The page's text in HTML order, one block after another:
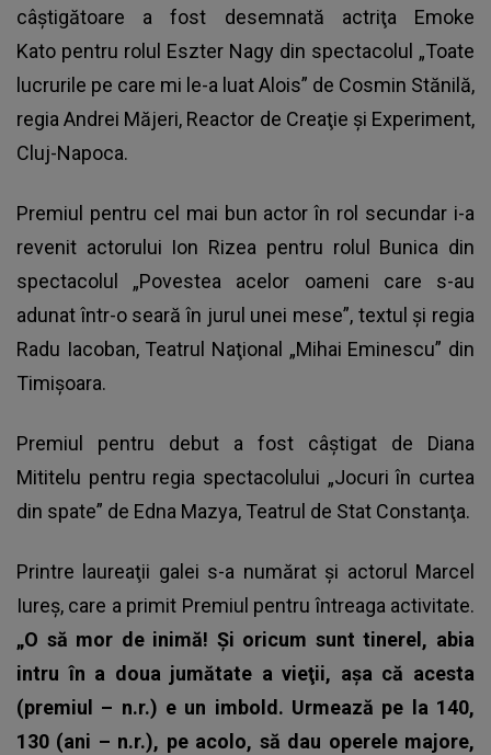
câştigătoare a fost desemnată actriţa Emoke
Kato pentru rolul Eszter Nagy din spectacolul „Toate
lucrurile pe care mi le-a luat Alois” de Cosmin Stănilă,
regia Andrei Măjeri, Reactor de Creaţie şi Experiment,
Cluj-Napoca.
Premiul pentru cel mai bun actor în rol secundar i-a
revenit actorului Ion Rizea pentru rolul Bunica din
spectacolul „Povestea acelor oameni care s-au
adunat într-o seară în jurul unei mese”, textul şi regia
Radu Iacoban, Teatrul Naţional „Mihai Eminescu” din
Timişoara.
Premiul pentru debut a fost câştigat de Diana
Mititelu pentru regia spectacolului „Jocuri în curtea
din spate” de Edna Mazya, Teatrul de Stat Constanţa.
Printre laureaţii galei s-a numărat și actorul Marcel
Iureş, care a primit Premiul pentru întreaga activitate.
„O să mor de inimă! Şi oricum sunt tinerel, abia
intru în a doua jumătate a vieţii, aşa că acesta
(premiul – n.r.) e un imbold. Urmează pe la 140,
130 (ani – n.r.), pe acolo, să dau operele majore,